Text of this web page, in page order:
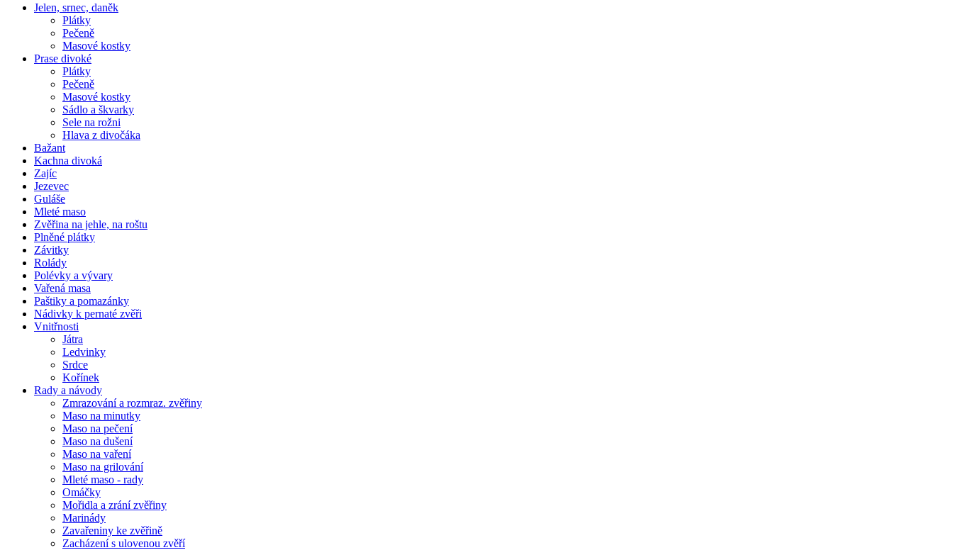
Jelen, srnec, daněk
Plátky
Pečeně
Masové kostky
Prase divoké
Plátky
Pečeně
Masové kostky
Sádlo a škvarky
Sele na rožni
Hlava z divočáka
Bažant
Kachna divoká
Zajíc
Jezevec
Guláše
Mleté maso
Zvěřina na jehle, na roštu
Plněné plátky
Závitky
Rolády
Polévky a vývary
Vařená masa
Paštiky a pomazánky
Nádivky k pernaté zvěři
Vnitřnosti
Játra
Ledvinky
Srdce
Kořínek
Rady a návody
Zmrazování a rozmraz. zvěřiny
Maso na minutky
Maso na pečení
Maso na dušení
Maso na vaření
Maso na grilování
Mleté maso - rady
Omáčky
Mořidla a zrání zvěřiny
Marinády
Zavařeniny ke zvěřině
Zacházení s ulovenou zvěří